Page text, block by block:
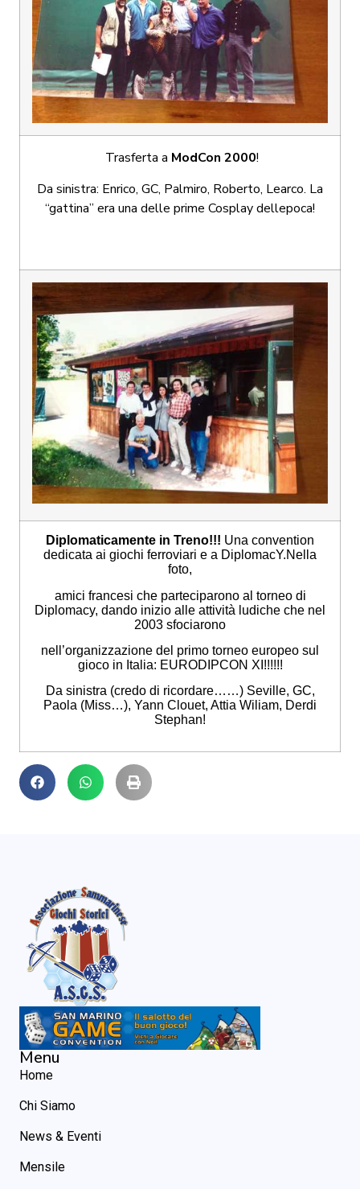
Trasferta a ModCon 2000!
Da sinistra: Enrico, GC, Palmiro, Roberto, Learco. La
“gattina” era una delle prime Cosplay dellepoca!
Diplomaticamente in Treno!!! Una convention
dedicata ai giochi ferroviari e a DiplomacY.Nella
foto,
amici francesi che parteciparono al torneo di
Diplomacy, dando inizio alle attività ludiche che nel
2003 sfociarono
nell’organizzazione del primo torneo europeo sul
gioco in Italia: EURODIPCON XI!!!!!!
Da sinistra (credo di ricordare……) Seville, GC,
Paola (Miss…), Yann Clouet, Attia Wiliam, Derdi
Stephan!
Menu
Home
Chi Siamo
News & Eventi
Mensile